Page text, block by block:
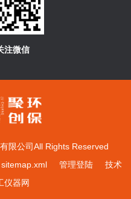
注微信
限公司All Rights Reserved
sitemap.xml 管理登陆技术
仪器网